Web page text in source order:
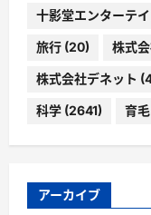
十影堂エンターテ
旅行 (20) 株式
株式会社デネット
科学 (2641) 育毛
アーカイブ